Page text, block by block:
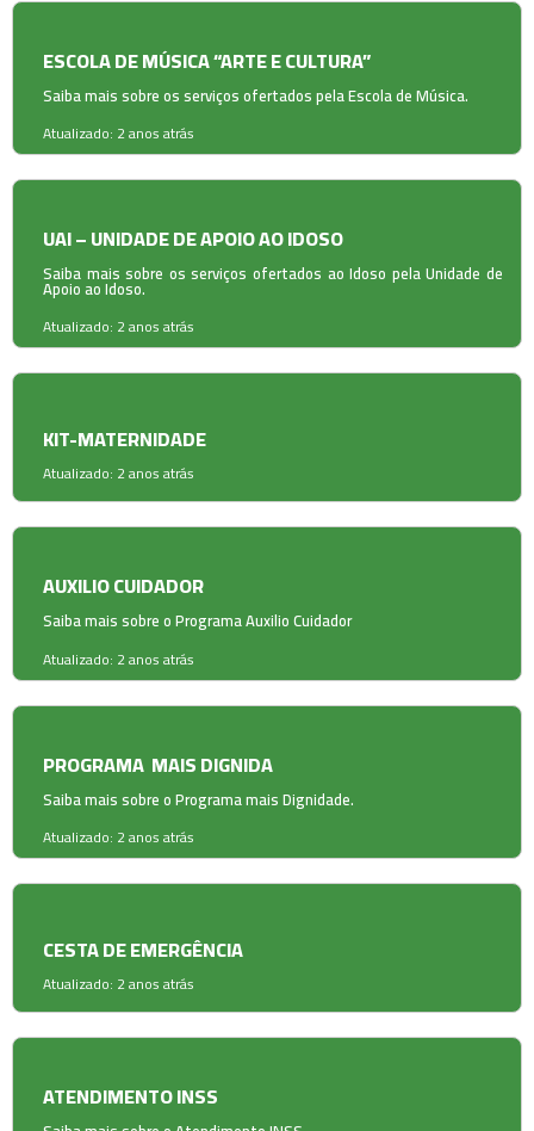
ESCOLA DE MÚSICA “ARTE E CULTURA”
Saiba mais sobre os serviços ofertados pela Escola de Música.
Atualizado: 2 anos atrás
UAI – UNIDADE DE APOIO AO IDOSO
Saiba mais sobre os serviços ofertados ao Idoso pela Unidade de
Apoio ao Idoso.
Atualizado: 2 anos atrás
KIT-MATERNIDADE
Atualizado: 2 anos atrás
AUXILIO CUIDADOR
Saiba mais sobre o Programa Auxilio Cuidador
Atualizado: 2 anos atrás
PROGRAMA MAIS DIGNIDA
Saiba mais sobre o Programa mais Dignidade.
Atualizado: 2 anos atrás
CESTA DE EMERGÊNCIA
Atualizado: 2 anos atrás
ATENDIMENTO INSS